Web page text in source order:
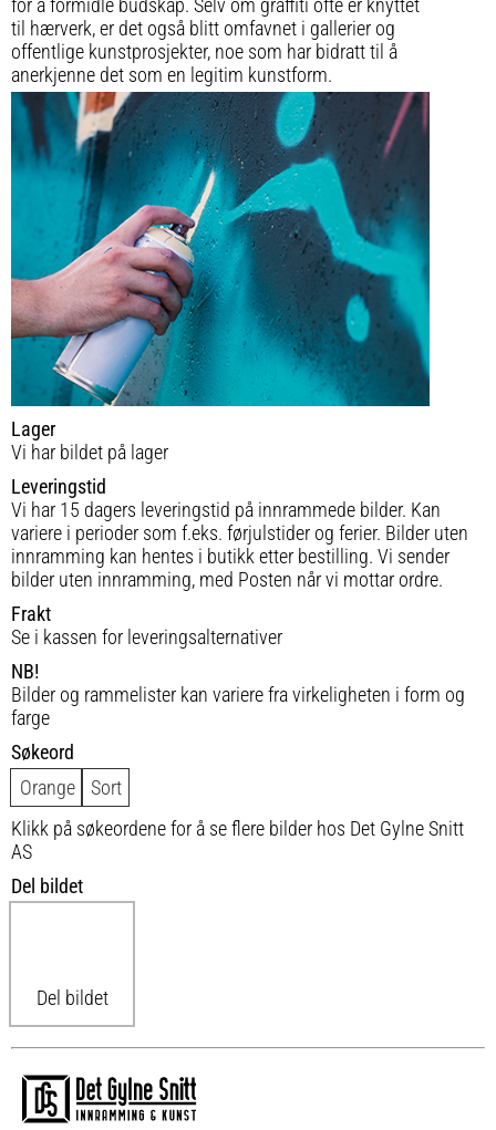
for å formidle budskap. Selv om graffiti ofte er knyttet
til hærverk, er det også blitt omfavnet i gallerier og
offentlige kunstprosjekter, noe som har bidratt til å
anerkjenne det som en legitim kunstform.
Lager
Vi har bildet på lager
Leveringstid
Vi har 15 dagers leveringstid på innrammede bilder. Kan
variere i perioder som f.eks. førjulstider og ferier. Bilder uten
innramming kan hentes i butikk etter bestilling. Vi sender
bilder uten innramming, med Posten når vi mottar ordre.
Frakt
Se i kassen for leveringsalternativer
NB!
Bilder og rammelister kan variere fra virkeligheten i form og
farge
Søkeord
Orange
Sort
Klikk på søkeordene for å se flere bilder hos Det Gylne Snitt
AS
Del bildet
Del bildet